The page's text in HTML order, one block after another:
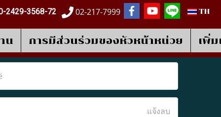
2429-3568-72 02-217-7999 TH
น การมีส่วนร่วมของหัวหน้าหน่วย เพิ่
แจ้งลบ